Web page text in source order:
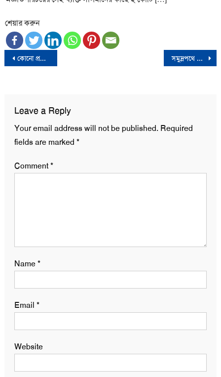
শেয়ার করুন
Post
কোনো প্রস্তাব-প্রলোভনে বিশ্বাস করে না বিএনপি সমুদ্রপথে ইতালি যাওয়ার সময় বাংলাদেশী ২ তরুণের মৃত্যু, নিখোঁজ ১
Leave a Reply
Your email address will not be published. Required
fields are marked *
Comment*
Name*
Email *
Website